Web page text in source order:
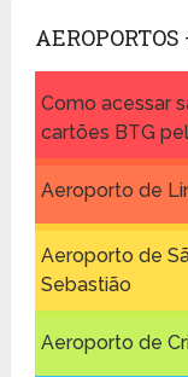
Como acessar
cartões BTG
Aeroporto de
Aeroporto de
Sebastião
Aeroporto de